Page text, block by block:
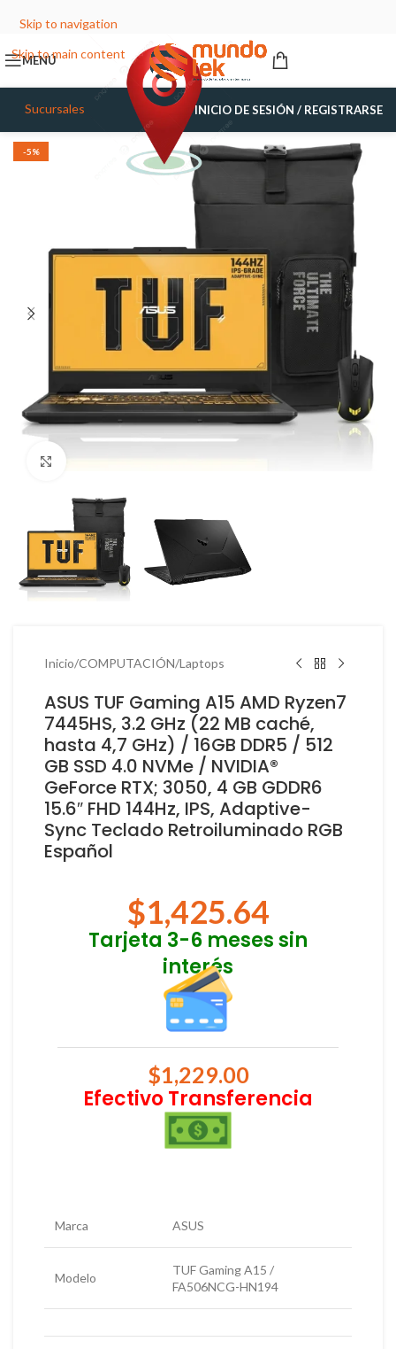
Skip to navigation
Skip to main content
MENÚ
Sucursales INICIO DE SESIÓN / REGISTRARSE
-5%
Haga Click para agrandar
Inicio/COMPUTACIÓN/Laptops
ASUS TUF Gaming A15 AMD Ryzen7
7445HS, 3.2 GHz (22 MB caché,
hasta 4,7 GHz) / 16GB DDR5 / 512
GB SSD 4.0 NVMe / NVIDIA®
GeForce RTX; 3050, 4 GB GDDR6
15.6″ FHD 144Hz, IPS, Adaptive-
Sync Teclado Retroiluminado RGB
Español
$1,425.64
Tarjeta 3-6 meses sin
interés
$1,229.00
Efectivo Transferencia
Marca ASUS
Modelo
TUF Gaming A15 /
FA506NCG-HN194